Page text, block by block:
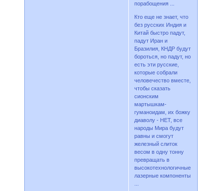
порабощения ...
Кто еще не знает, что
без русских Индия и
Китай быстро падут,
падут Иран и
Бразилия, КНДР будут
бороться, но падут, но
есть эти русские,
которые собрали
человечество вместе,
чтобы сказать
сионским
мартышкам-
гуманоидам, их божку
диаволу - НЕТ, все
народы Мира будут
равны и смогут
железный слиток
весом в одну тонну
превращать в
высокотехнологичные
лазерные компоненты